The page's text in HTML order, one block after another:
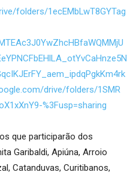
folders/1ecEMbLwT8GYTag
drive/folders/1SMR
%3Fusp=sharing
que participarão dos
Garibaldi, Apiúna, Arroio
Catanduvas, Curitibanos,